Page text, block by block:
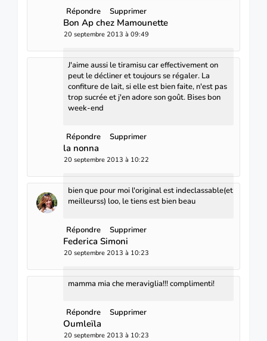
Répondre Supprimer
Bon Ap chez Mamounette
20 septembre 2013 à 09:49
J'aime aussi le tiramisu car effectivement on
peut le décliner et toujours se régaler. La
confiture de lait, si elle est bien faite, n'est pas
trop sucrée et j'en adore son goût. Bises bon
week-end
Répondre Supprimer
la nonna
20 septembre 2013 à 10:22
bien que pour moi l'original est indeclassable(et
meilleurss) loo, le tiens est bien beau
Répondre Supprimer
Federica Simoni
20 septembre 2013 à 10:23
mamma mia che meraviglia!!! complimenti!
Répondre Supprimer
Oumleïla
20 septembre 2013 à 10:23